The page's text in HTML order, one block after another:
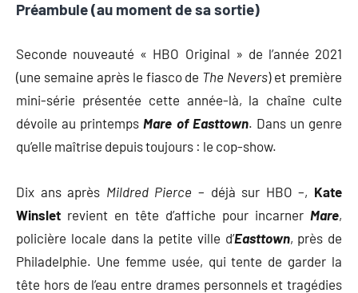
Préambule (au moment de sa sortie)
Seconde nouveauté « HBO Original » de l’année 2021
(une semaine après le fiasco de The Nevers) et première
mini-série présentée cette année-là, la chaîne culte
dévoile au printemps Mare of Easttown. Dans un genre
qu’elle maîtrise depuis toujours : le cop-show.
Dix ans après Mildred Pierce – déjà sur HBO –, Kate
Winslet revient en tête d’affiche pour incarner Mare,
policière locale dans la petite ville d’Easttown, près de
Philadelphie. Une femme usée, qui tente de garder la
tête hors de l’eau entre drames personnels et tragédies